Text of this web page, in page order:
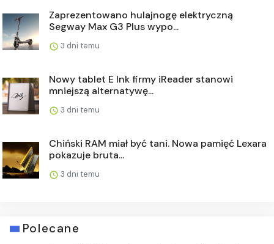
Zaprezentowano hulajnogę elektryczną
Segway Max G3 Plus wypo...
3 dni temu
Nowy tablet E Ink firmy iReader stanowi
mniejszą alternatywę...
3 dni temu
Chiński RAM miał być tani. Nowa pamięć Lexara
pokazuje bruta...
3 dni temu
Polecane